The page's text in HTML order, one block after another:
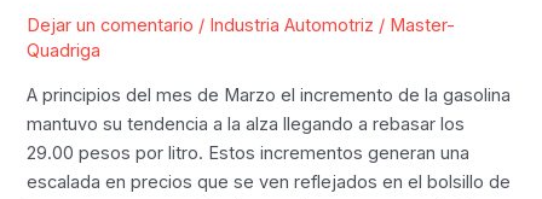
flotilla
autos
en
México?
Dejar un comentario / Industria Automotriz / Master-
Quadriga
A principios del mes de Marzo el incremento de la gasolina
mantuvo su tendencia a la alza llegando a rebasar los
29.00 pesos por litro. Estos incrementos generan una
escalada en precios que se ven reflejados en el bolsillo de